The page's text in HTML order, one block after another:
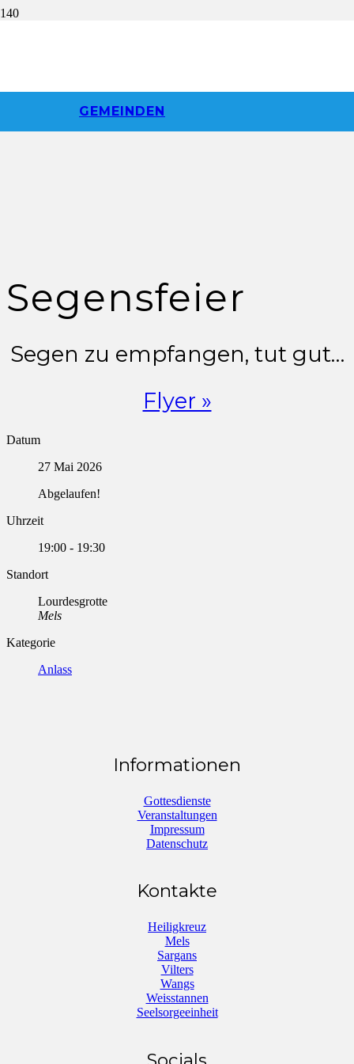
GEMEINDEN
Segensfeier
Segen zu empfangen, tut gut…
Flyer »
Datum
27 Mai 2026
Abgelaufen!
Uhrzeit
19:00 - 19:30
Standort
Lourdesgrotte
Mels
Kategorie
Anlass
Informationen
Gottesdienste
Veranstaltungen
Impressum
Datenschutz
Kontakte
Heiligkreuz
Mels
Sargans
Vilters
Wangs
Weisstannen
Seelsorgeeinheit